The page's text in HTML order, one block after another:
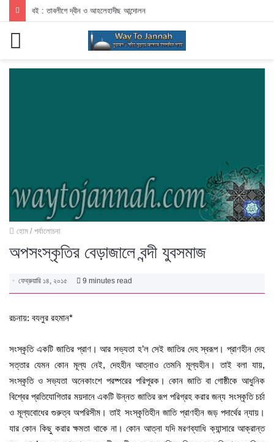
বই : তাবলীগে দ্বীন ও আহলেহাদীছ আন্দোলন
হোম / পর্যালোচনা
অপসংস্কৃতির বেড়াজালে বন্দী যুবসমাজ
ফেব্রুয়ারি ১৪, ২০১৫ 9 minutes read
রচনায়: বযলুর রহমান*
সংস্কৃতি একটি জাতির প্রাণ। আর সভ্যতা হ’ল সেই জাতির দেহ স্বরূপ। প্রাণহীন দেহ
সত্তার যেমন কোন মূল্য নেই, দেহহীন আত্নাও তেমনি মূল্যহীন। তাই বলা যায়,
সংস্কৃতি ও সভ্যতা অনেকাংশে পরষ্পরের পরিপূরক। কোন জাতি বা গোষ্ঠীকে আধুনিক
বিশ্বের প্রতিযোগিতার ময়দানে একটি উন্নত জাতির রূপ পরিগ্রহ করার জন্য সংস্কৃতি চর্চা
ও মূল্যবোধের গুরুত্ব অপরিসীম। তাই সংস্কৃতিহীন জাতি প্রাণহীন জড় পদার্থের ন্যায়।
যার কোন কিছু করার ক্ষমতা থাকে না। কোন আত্না যদি মরণব্যাধি ক্যান্সারে আক্রান্ত